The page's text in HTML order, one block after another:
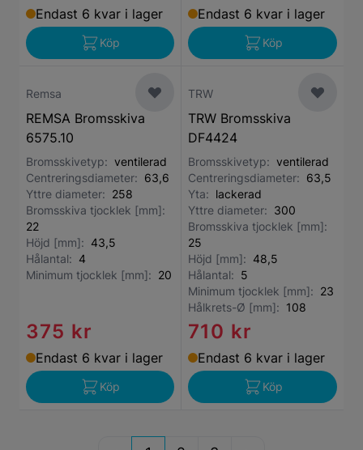
Endast 6 kvar i lager
Köp
Endast 6 kvar i lager
Köp
Remsa
REMSA Bromsskiva
6575.10
Bromsskivetyp: ventilerad
Centreringsdiameter: 63,6
Yttre diameter: 258
Bromsskiva tjocklek [mm]:
22
Höjd [mm]: 43,5
Hålantal: 4
Minimum tjocklek [mm]: 20
375 kr
Endast 6 kvar i lager
Köp
TRW
TRW Bromsskiva
DF4424
Bromsskivetyp: ventilerad
Centreringsdiameter: 63,5
Yta: lackerad
Yttre diameter: 300
Bromsskiva tjocklek [mm]:
25
Höjd [mm]: 48,5
Hålantal: 5
Minimum tjocklek [mm]: 23
Hålkrets-Ø [mm]: 108
710 kr
Endast 6 kvar i lager
Köp